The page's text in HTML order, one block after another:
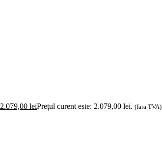
2.079,00 leiPrețul curent este: 2.079,00 lei. (fara TVA)